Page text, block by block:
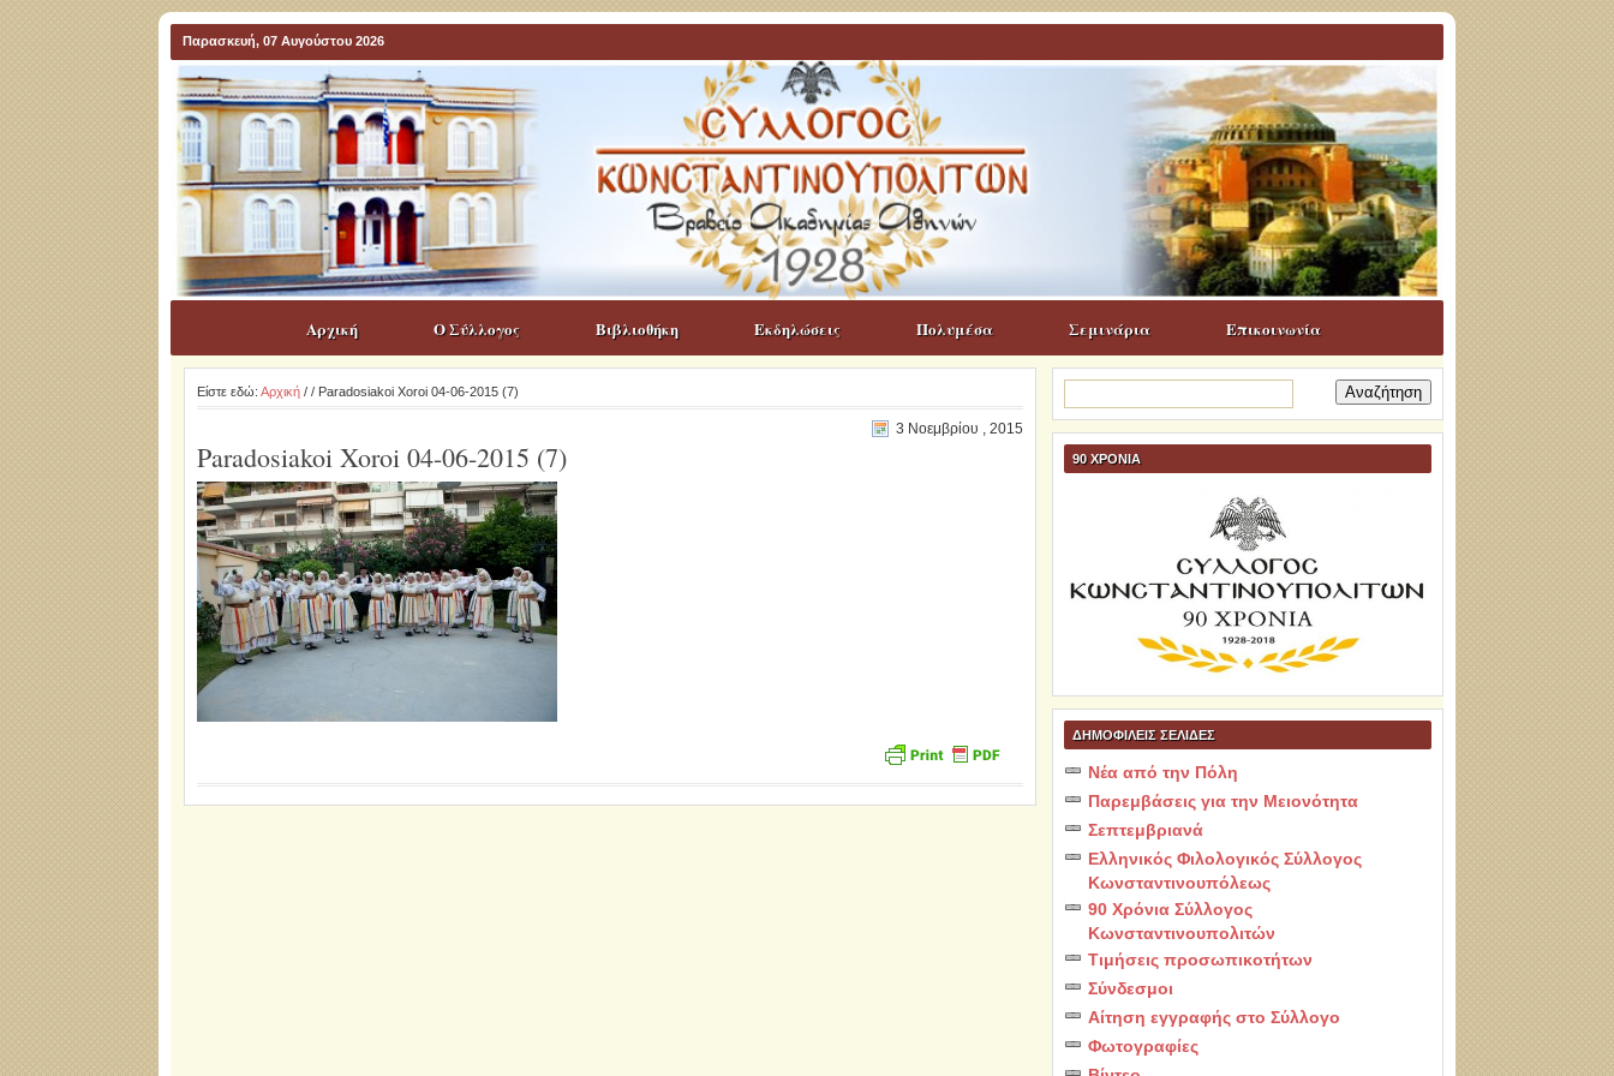
Παρασκευή, 07 Αυγούστου 2026
Αρχική Ο Σύλλογος Βιβλιοθήκη Εκδηλώσεις Πολυμέσα Σεμινάρια Επικοινωνία
Είστε εδώ: Αρχική/ / Paradosiakoi Xoroi 04-06-2015 (7)
3 Νοεμβρίου , 2015
Paradosiakoi Xoroi 04-06-2015 (7)
για:
90 ΧΡΟΝΙΑ
ΔΗΜΟΦΙΛΕΙΣ ΣΕΛΙΔΕΣ
Νέα από την Πόλη
Παρεμβάσεις για την Μειονότητα
Σεπτεμβριανά
Ελληνικός Φιλολογικός Σύλλογος
Κωνσταντινουπόλεως
90 Χρόνια Σύλλογος
Κωνσταντινουπολιτών
Τιμήσεις προσωπικοτήτων
Σύνδεσμοι
Αίτηση εγγραφής στο Σύλλογο
Φωτογραφίες